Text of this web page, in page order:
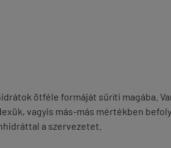
ötféle formáját sűríti magába.
vagyis más-más mértékben
a szervezetet.